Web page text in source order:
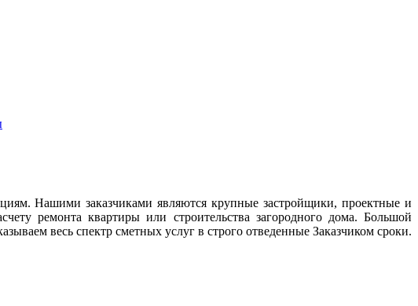
Нашими заказчиками являются крупные застройщики, проектные и
ремонта квартиры или строительства загородного дома. Большой
весь спектр сметных услуг в строго отведенные Заказчиком сроки.